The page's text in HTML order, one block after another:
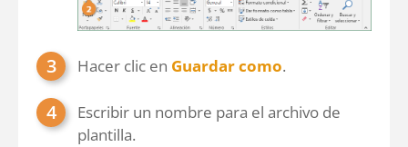
Hacer clic en Guardar como.
Escribir un nombre para el archivo de
plantilla.